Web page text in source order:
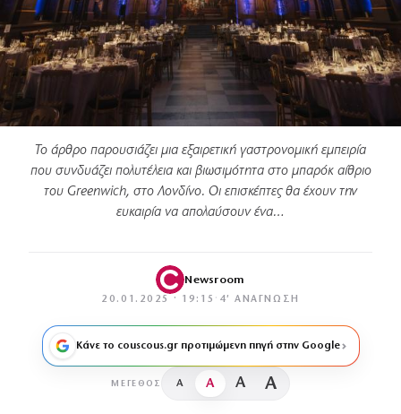
Το άρθρο παρουσιάζει μια εξαιρετική γαστρονομική εμπειρία
που συνδυάζει πολυτέλεια και βιωσιμότητα στο μπαρόκ αίθριο
του Greenwich, στο Λονδίνο. Οι επισκέπτες θα έχουν την
ευκαιρία να απολαύσουν ένα…
Newsroom
20.01.2025 · 19:15 · 4′ ΑΝΆΓΝΩΣΗ
Κάνε το couscous.gr προτιμώμενη πηγή στην Google
ΜΈΓΕΘΟΣ A A A A